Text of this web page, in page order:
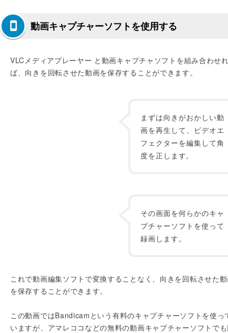
動画キャプチャーソフトを使用する
VLCメディアプレーヤー と動画キャプチャソフトを組み合わせ
ば、向きを回転させた動画を保存することができます。
まずは向きがおかしい動
画を再生して、ビデオエ
フェクターを編集して角
度を正します。
その画面を何らかのキャ
プチャーソフトを使って
録画します。
これで動画編集ソフトで変換することなく、向きを回転させた
を保存することができます。
この動画ではBandicamという有料のキャプチャーソフトを使っ
いますが、アマレココなどの無料の動画キャプチャーソフトで